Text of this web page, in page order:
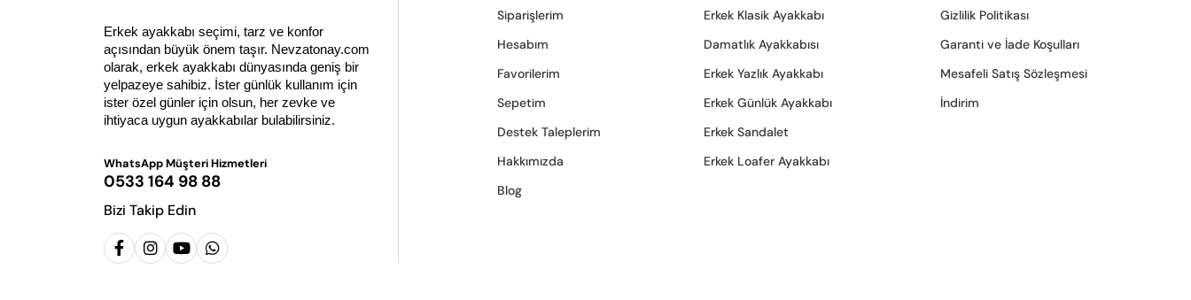
Erkek ayakkabı seçimi, tarz ve konfor
açısından büyük önem taşır. Nevzatonay.com
olarak, erkek ayakkabı dünyasında geniş bir
yelpazeye sahibiz. İster günlük kullanım için
ister özel günler için olsun, her zevke ve
ihtiyaca uygun ayakkabılar bulabilirsiniz.
WhatsApp Müşteri Hizmetleri
0533 164 98 88
Bizi Takip Edin
Siparişlerim
Hesabım
Favorilerim
Sepetim
Destek Taleplerim
Hakkımızda
Blog
Erkek Klasik Ayakkabı
Damatlık Ayakkabısı
Erkek Yazlık Ayakkabı
Erkek Günlük Ayakkabı
Erkek Sandalet
Erkek Loafer Ayakkabı
Gizlilik Politikası
Garanti ve İade Koşulları
Mesafeli Satış Sözleşmesi
İndirim